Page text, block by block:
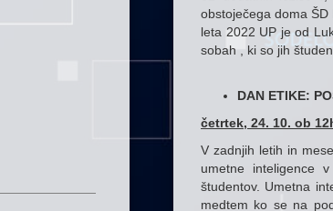
obstoječega doma
leta 2022 UP je od
sobah , ki so jih
DAN ETIKE:
četrtek, 24. 10. ob
V zadnjih letih in
umetne inteligence
študentov. Umetna
medtem ko se na